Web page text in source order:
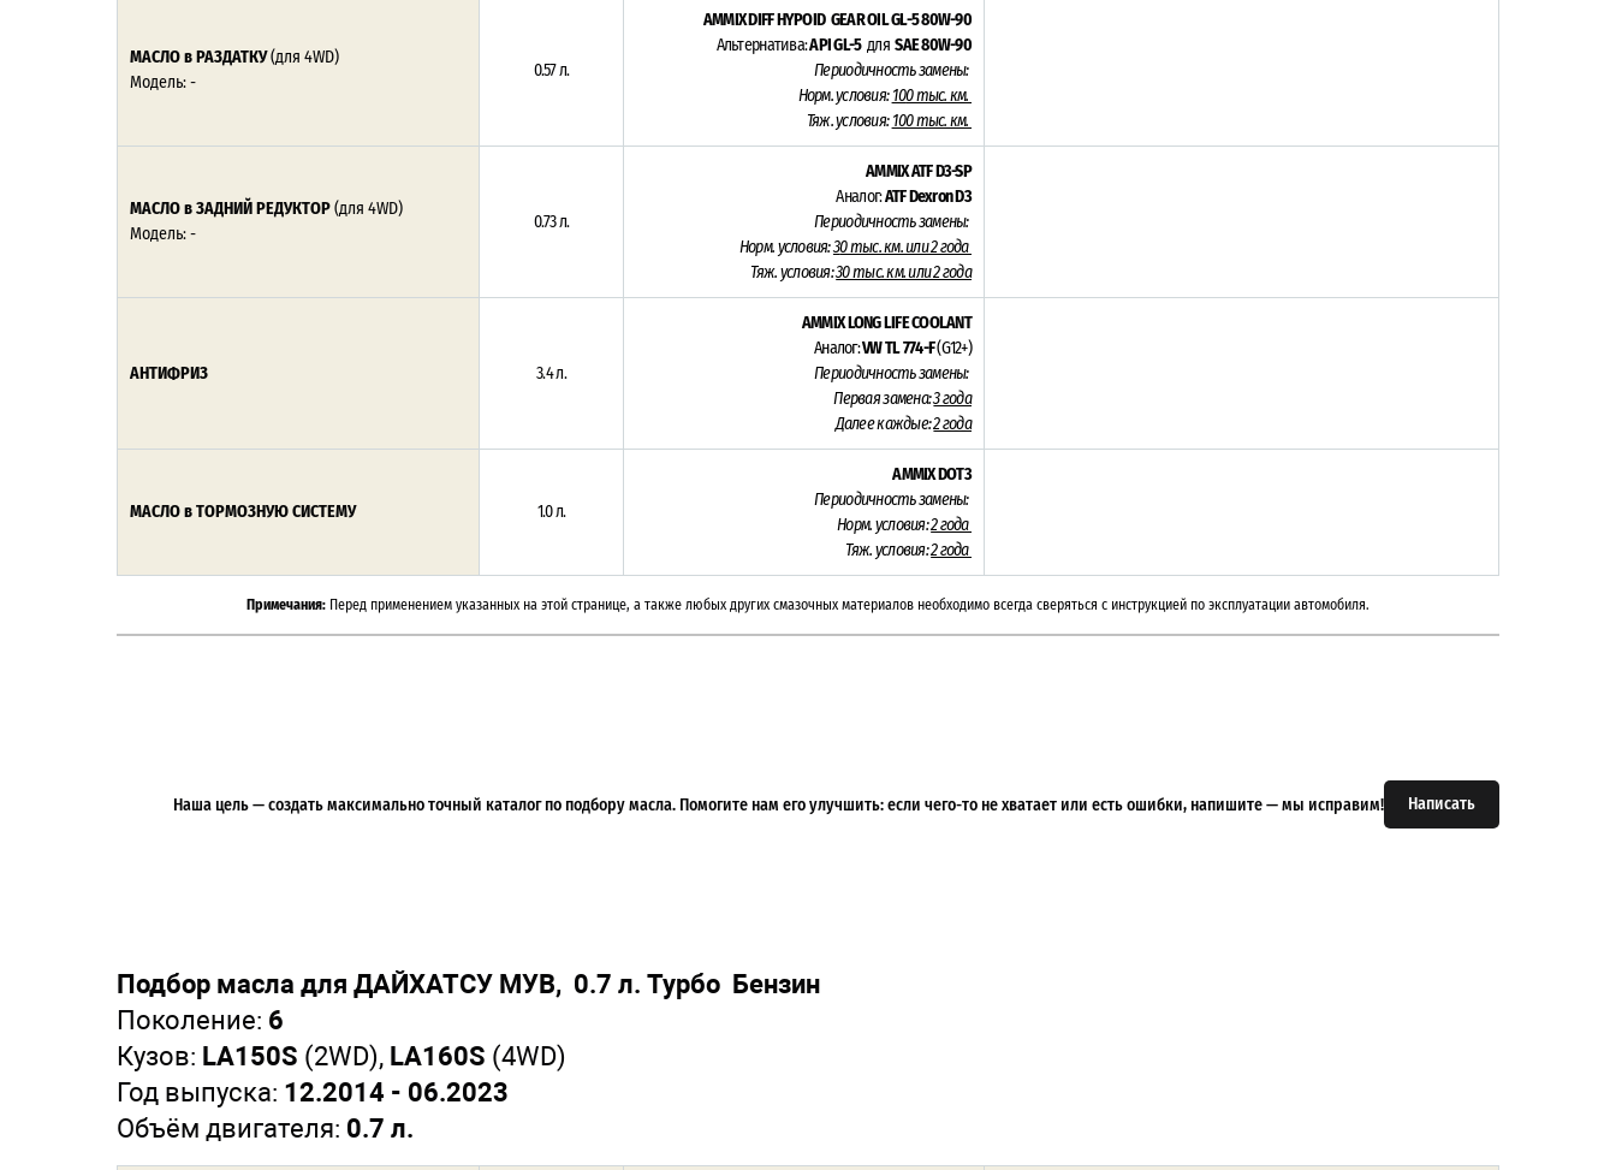
МАСЛО в РАЗДАТКУ(для 4WD)
Модель: -
0.57 л.
AMMIX DIFF HYPOID GEAR OIL GL-5 80W-90
Альтернатива:API GL-5дляSAE 80W-90
Периодичность замены:
Норм. условия:100 тыс. км.
Тяж. условия:100 тыс. км.
МАСЛО в ЗАДНИЙ РЕДУКТОР(для 4WD)
Модель: -
0.73 л.
AMMIX ATF D3-SP
Аналог:ATF Dexron D3
Периодичность замены:
Норм. условия:30 тыс. км. или 2 года
Тяж. условия:30 тыс. км. или 2 года
АНТИФРИЗ 3.4 л.
AMMIX LONG LIFE COOLANT
Аналог:VW TL 774-F(G12+)
Периодичность замены:
Первая замена:3 года
Далее каждые:2 года
МАСЛО в ТОРМОЗНУЮ СИСТЕМУ 1.0 л.
AMMIX DOT3
Периодичность замены:
Норм. условия:2 года
Тяж. условия:2 года
Примечания: Перед применением указанных на этой странице, а также любых других смазочных материалов необходимо всегда сверяться с инструкцией по эксплуатации автомобиля.
Написать
Наша цель — создать максимально точный каталог по подбору масла. Помогите нам его улучшить: если чего-то не хватает или есть ошибки, напишите — мы исправим!
Подбор масла для ДАЙХАТСУ МУВ, 0.7 л. Турбо Бензин
Поколение: 6
Кузов: LA150S (2WD), LA160S (4WD)
Год выпуска: 12.2014 - 06.2023
Объём двигателя: 0.7 л.